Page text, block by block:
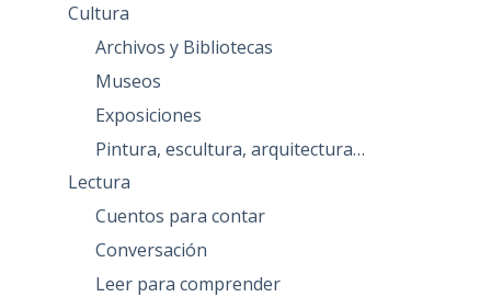
Cultura
Archivos y Bibliotecas
Museos
Exposiciones
Pintura, escultura, arquitectura…
Lectura
Cuentos para contar
Conversación
Leer para comprender